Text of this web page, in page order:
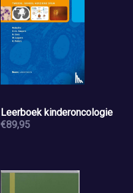
Leerboek kinderoncologie
€89,95